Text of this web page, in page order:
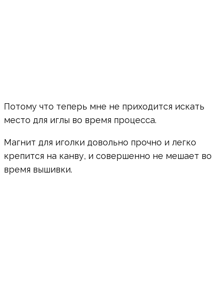
Потому что теперь мне не приходится искать
место для иглы во время процесса.
Магнит для иголки довольно прочно и легко
крепится на канву, и совершенно не мешает во
время вышивки.